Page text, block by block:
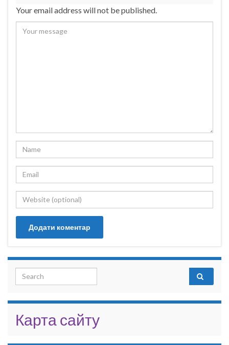
Your email address will not be published.
Search for:
Карта сайту